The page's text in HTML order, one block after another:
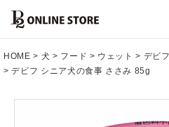
HOME 犬 フード ウェット
デビフ
デビフ シニア犬の食事 ささみ 85g